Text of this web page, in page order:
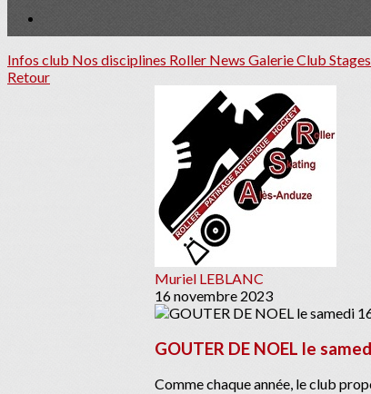
Infos club Nos disciplines Roller News Galerie Club
Retour
Muriel LEBLANC
16 novembre 2023
GOUTER DE NOEL le
Comme chaque année, le club